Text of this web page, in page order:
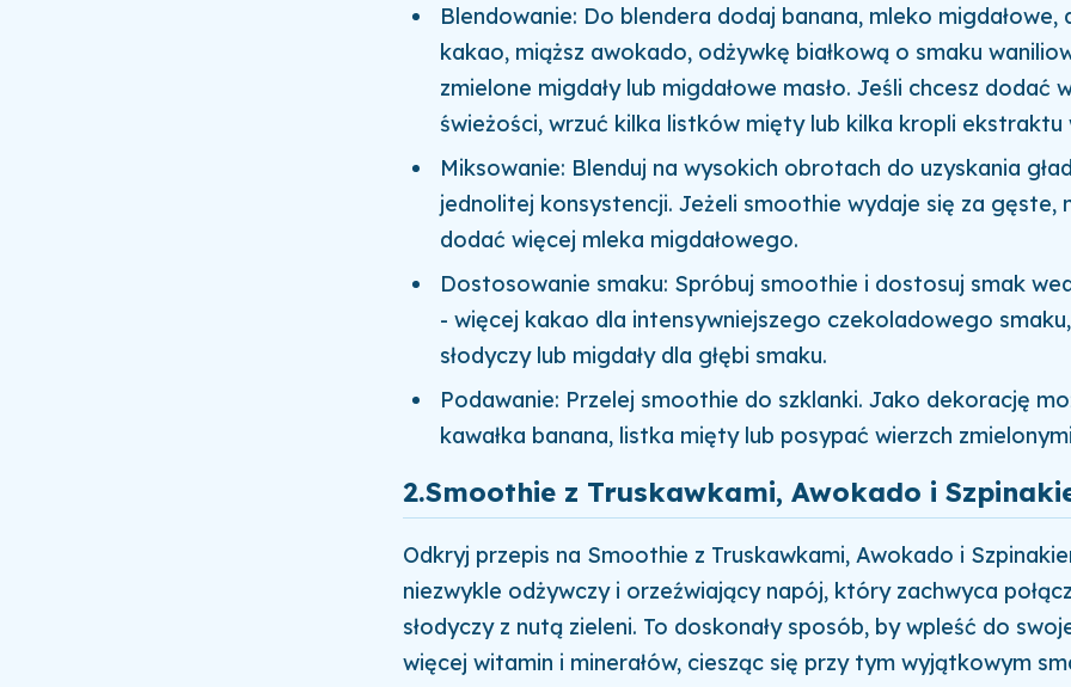
Blendowanie: Do blendera dodaj banana, mleko migdałowe,
kakao, miąższ awokado, odżywkę białkową o smaku
zmielone migdały lub migdałowe masło. Jeśli chcesz dodać
świeżości, wrzuć kilka listków mięty lub kilka kropli ekstraktu
Miksowanie: Blenduj na wysokich obrotach do uzyskania
jednolitej konsystencji. Jeżeli smoothie wydaje się za gęste,
dodać więcej mleka migdałowego.
Dostosowanie smaku: Spróbuj smoothie i dostosuj smak
- więcej kakao dla intensywniejszego czekoladowego
słodyczy lub migdały dla głębi smaku.
Podawanie: Przelej smoothie do szklanki. Jako dekorację
kawałka banana, listka mięty lub posypać wierzch
2.Smoothie z Truskawkami, Awokado i
Odkryj przepis na Smoothie z Truskawkami, Awokado i
niezwykle odżywczy i orzeźwiający napój, który zachwyca
słodyczy z nutą zieleni. To doskonały sposób, by wpleść do
więcej witamin i minerałów, ciesząc się przy tym wyjątkowym